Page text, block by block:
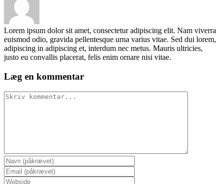
Lorem ipsum dolor sit amet, consectetur adipiscing elit. Nam viverra
euismod odio, gravida pellentesque urna varius vitae. Sed dui lorem,
adipiscing in adipiscing et, interdum nec metus. Mauris ultricies,
justo eu convallis placerat, felis enim ornare nisi vitae.
Læg en kommentar
Comment